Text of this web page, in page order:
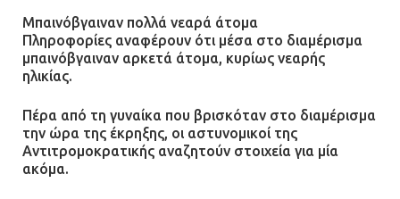
Μπαινόβγαιναν πολλά νεαρά άτομα
Πληροφορίες αναφέρουν ότι μέσα στο διαμέρισμα
μπαινόβγαιναν αρκετά άτομα, κυρίως νεαρής
ηλικίας.
Πέρα από τη γυναίκα που βρισκόταν στο διαμέρισμα
την ώρα της έκρηξης, οι αστυνομικοί της
Αντιτρομοκρατικής αναζητούν στοιχεία για μία
ακόμα.